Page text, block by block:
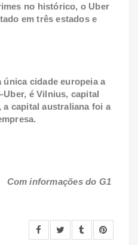
no histórico, o Uber
em três estados e
única cidade europeia a
é Vilnius, capital
a capital australiana foi a
Com informações do G1